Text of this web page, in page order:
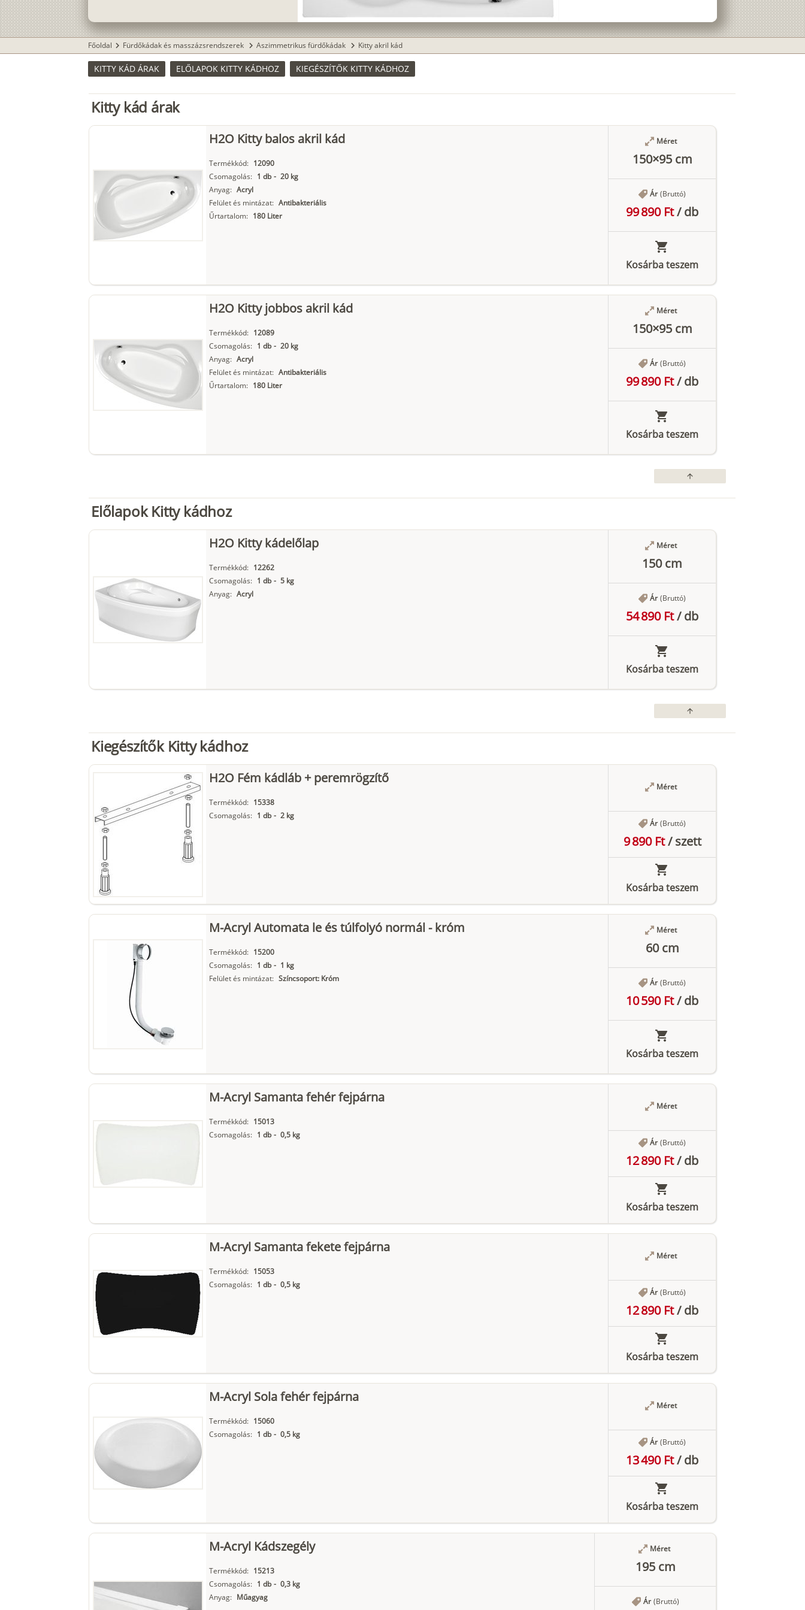
Főoldal chevron_right Fürdőkádak és masszázsrendszerek chevron_right Aszimmetrikus fürdőkádak chevron_right Kitty akril kád
KITTY KÁD ÁRAK ELŐLAPOK KITTY KÁDHOZ KIEGÉSZÍTŐK KITTY KÁDHOZ
Kitty kád árak
H2O Kitty balos akril kád
Termékkód: 12090
Csomagolás: 1 db - 20 kg
Anyag: Acryl
Felület és mintázat: Antibakteriális
Űrtartalom: 180 Liter
Méret
150×95 cm
Ár (Bruttó)
99 890 Ft/db
Kosárba teszem
H2O Kitty jobbos akril kád
Termékkód: 12089
Csomagolás: 1 db - 20 kg
Anyag: Acryl
Felület és mintázat: Antibakteriális
Űrtartalom: 180 Liter
Méret
150×95 cm
Ár (Bruttó)
99 890 Ft/db
Kosárba teszem
arrow_upward
Előlapok Kitty kádhoz
H2O Kitty kádelőlap
Termékkód: 12262
Csomagolás: 1 db - 5 kg
Anyag: Acryl
Méret
150 cm
Ár (Bruttó)
54 890 Ft/db
Kosárba teszem
arrow_upward
Kiegészítők Kitty kádhoz
H2O Fém kádláb + peremrögzítő
Termékkód: 15338
Csomagolás: 1 db - 2 kg
Méret
Ár (Bruttó)
9 890 Ft/szett
Kosárba teszem
M-Acryl Automata le és túlfolyó normál - króm
Termékkód: 15200
Csomagolás: 1 db - 1 kg
Felület és mintázat: Színcsoport: Króm
Méret
60 cm
Ár (Bruttó)
10 590 Ft/db
Kosárba teszem
M-Acryl Samanta fehér fejpárna
Termékkód: 15013
Csomagolás: 1 db - 0,5 kg
Méret
Ár (Bruttó)
12 890 Ft/db
Kosárba teszem
M-Acryl Samanta fekete fejpárna
Termékkód: 15053
Csomagolás: 1 db - 0,5 kg
Méret
Ár (Bruttó)
12 890 Ft/db
Kosárba teszem
M-Acryl Sola fehér fejpárna
Termékkód: 15060
Csomagolás: 1 db - 0,5 kg
Méret
Ár (Bruttó)
13 490 Ft/db
Kosárba teszem
M-Acryl Kádszegély
Termékkód: 15213
Csomagolás: 1 db - 0,3 kg
Anyag: Műagyag
Méret
195 cm
Ár (Bruttó)